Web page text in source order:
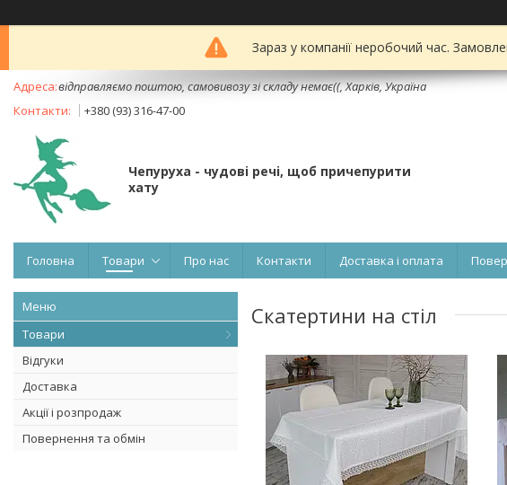
Зараз у компанії неробочий час.
відправляємо поштою, самовивозу зі складу немає((, Харків, Україна
+380 (93) 316-47-00
Чепуруха - чудовi речi, щоб причепурити
хату
Головна Товари Про нас Контакти Доставка і оплата
Товари
Відгуки
Доставка
Акції і розпродаж
Повернення та обмін
Скатертини на стіл